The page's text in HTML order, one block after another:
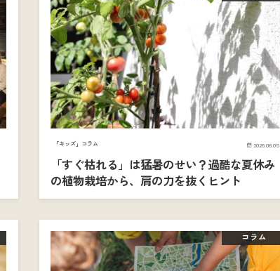
「キッズ」コラム 2026.08.05
「すぐ枯れる」は猛暑のせい？過酷な夏休み
の植物栽培から、肩の力を抜くヒント
コラム